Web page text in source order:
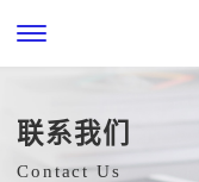
联系我们
Contact Us